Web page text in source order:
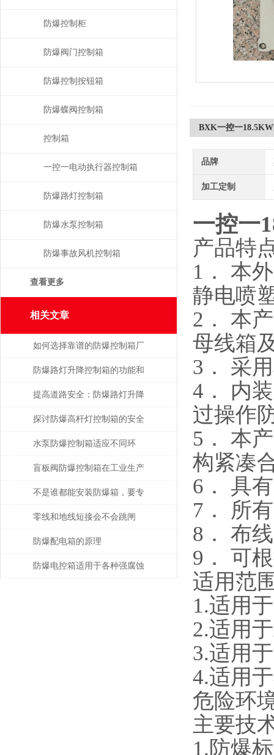
BXK一控一
品牌
加工定制
一控一
产品特
1． 本
静电喷
2． 本
母线箱
3． 采
4． 内
过操作
5． 本
构紧凑
6． 具
7． 所
8． 布
9． 可
适用范
1.适用
2.适用
3.适用
4.适用
危险环
主要技
1.防爆
防爆控制柜
防爆阀门控制箱
防爆控制按钮箱
防爆蝶阀控制箱
控制箱
一控一电动执行器控制箱
防爆路灯控制箱
防爆水泵控制箱
防爆事故风机控制箱
查看更多
相关文章
如何选择靠谱的防爆控制箱厂
家？
防爆路灯升降控制箱的功能和
优势解析
提高道路安全：防爆路灯升降
控制箱的重要作用
探讨防爆高杆灯控制箱的安全
性与实用性
水泵防爆控制箱适应不同环
境，保障安全运行
盲板阀防爆控制箱在工业生产
中具有很多的优势
不是谁都能安装防爆箱，要专
业人士才行
零线和地线短接会不会跳闸
防爆配电箱的原理
防爆电控箱适用于各种强腐蚀